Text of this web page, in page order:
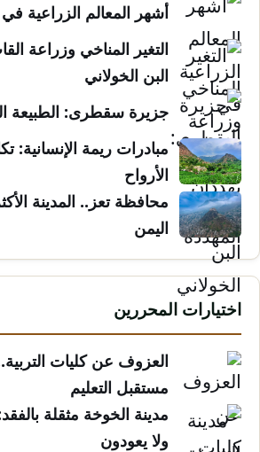
أشهر المعالم الزراعية
التغير المناخي وزراعة
البن الخولاني
جزيرة سقطرى: الطبيعة
مبادرات ريمة الإنسانية:
الأرواح
محافظة تعز.. المدينة
اليمن
اختيارات المحررين
العزوف عن كليات
مستقبل التعليم
مدينة الخوخة مثقلة
ولا يعودون